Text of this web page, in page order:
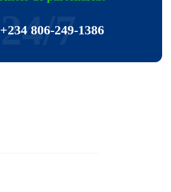
+234 806-249-1386
24/7